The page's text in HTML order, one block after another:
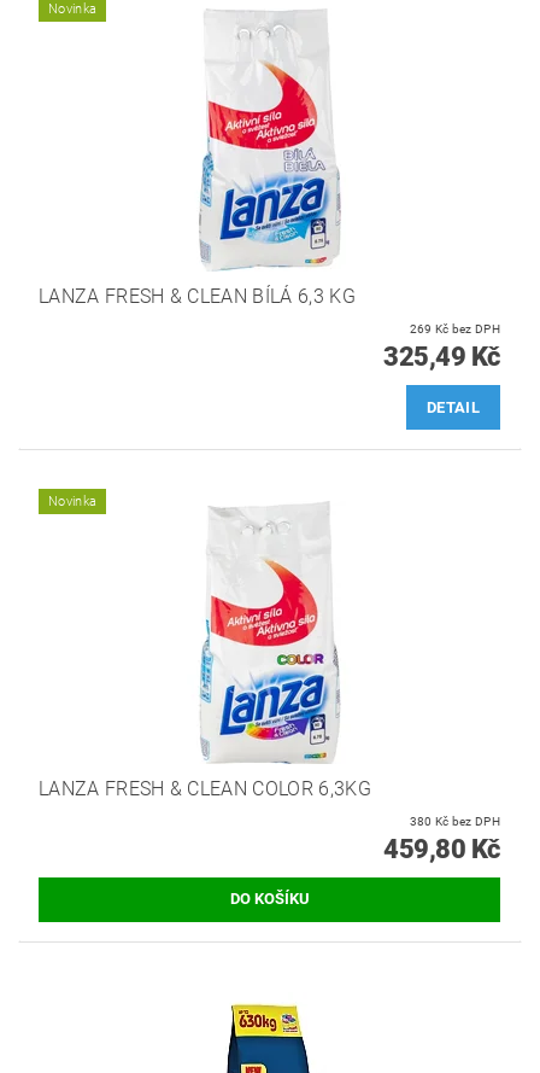
Novinka
LANZA FRESH & CLEAN BÍLÁ 6,3 KG
269 Kč bez DPH
325,49 Kč
DETAIL
Novinka
LANZA FRESH & CLEAN COLOR 6,3KG
380 Kč bez DPH
459,80 Kč